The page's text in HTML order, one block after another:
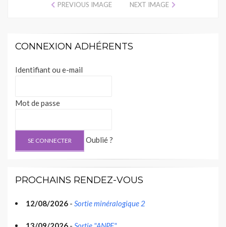
PREVIOUS IMAGE NEXT IMAGE
CONNEXION ADHÉRENTS
Identifiant ou e-mail
Mot de passe
Oublié ?
PROCHAINS RENDEZ-VOUS
12/08/2026 - Sortie minéralogique 2